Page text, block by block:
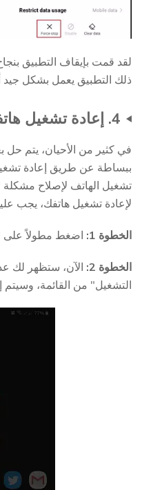
لقد قمت بإيقاف التطبيق
ذلك التطبيق يعمل بشكل جيد
4. إعادة تشغيل هاتفك
في كثير من الأحيان، يتم
ببساطة عن طريق إعادة تشغيل
تشغيل الهاتف لإصلاح
لإعادة تشغيل هاتفك، يجب
الخطوة 1: اضغط مطولاً على
الخطوة 2:
الآن، ستظهر لك
التشغيل" من القائمة، وسيتم